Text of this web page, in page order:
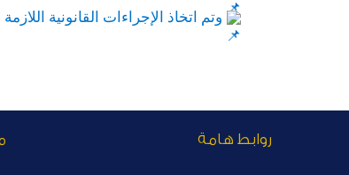
وتم اتخاذ الإجراءات القانونية اللازمة
روابط هامة